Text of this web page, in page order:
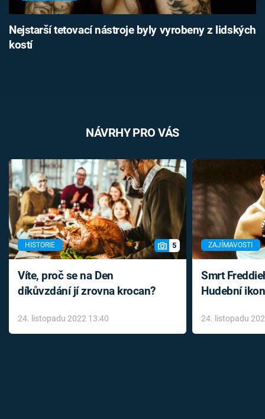
Nejstarší tetovací nástroje byly vyrobeny z lidských
kostí
NÁVRHY PRO VÁS
HISTORIE 5
Víte, proč se na Den
díkůvzdání jí zrovna krocan?
24. listopadu 2022 13:40
ZAJÍMAVOSTI
Smrt
Hudební
léky
24. listopadu